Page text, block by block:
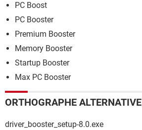
PC Boost
PC Booster
Premium Booster
Memory Booster
Startup Booster
Max PC Booster
ORTHOGRAPHE ALTERNATIVE
driver_booster_setup-8.0.exe